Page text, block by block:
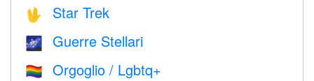
🖖 Star Trek
🌌 Guerre Stellari
🏳️‍🌈 Orgoglio / Lgbtq+